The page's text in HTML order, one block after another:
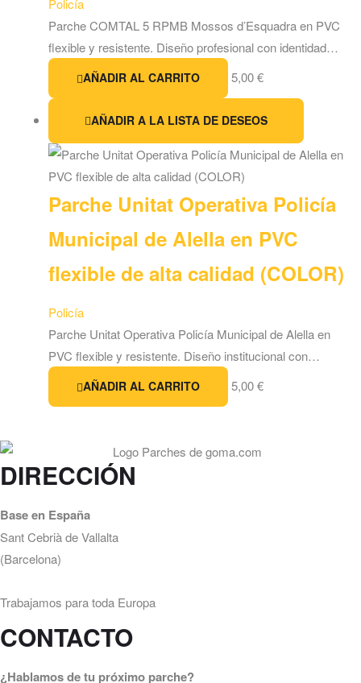
Policía
Parche COMTAL 5 RPMB Mossos d’Esquadra en PVC
flexible y resistente. Diseño profesional con identidad…
AÑADIR AL CARRITO 5,00€
AÑADIR A LA LISTA DE DESEOS
Parche Unitat Operativa Policía
Municipal de Alella en PVC
flexible de alta calidad (COLOR)
Policía
Parche Unitat Operativa Policía Municipal de Alella en
PVC flexible y resistente. Diseño institucional con…
AÑADIR AL CARRITO 5,00€
DIRECCIÓN
Base en España
Sant Cebrià de Vallalta
(Barcelona)
Trabajamos para toda Europa
CONTACTO
¿Hablamos de tu próximo parche?